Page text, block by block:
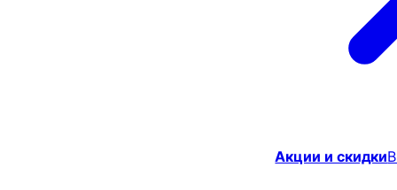
Акции и скидки